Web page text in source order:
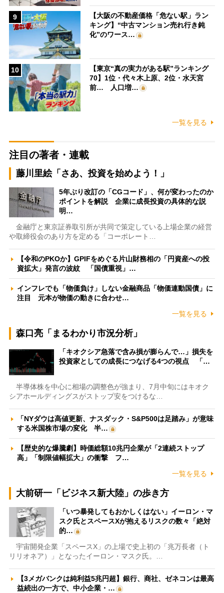
9
【大阪の不動産価格「危ない駅」ラン
キング】“中古マンション売れ行き鈍
化”のワース…
10
【東京“真の実力がある駅”ランキング
70】1位・代々木上原、2位・水天宮
前… 人口増…
一覧を見る
注目の著者・連載
藤川里絵「さあ、投資を始めよう！」
5年ぶり改訂の「CGコード」、何が変わったのか
ポイントを解説 企業に成長投資の具体的な説
明…
金融庁と東京証券取引所が共同で策定している上場企業の経営
や取締役会のあり方を定める「コーポレート…
【令和のPKOか】GPIFをめぐる片山財務相の「円資産への投
資拡大」発言の波紋 「国債重視」…
インフレでも「物価負け」しない金融商品「物価連動国債」に
注目 元本が物価の動きに合わせ…
一覧を見る
森口亮「まるわかり市況分析」
「キオクシア急落で含み損が膨らんで…」損失を
投資家としての成長につなげる4つの視点 「…
半導体株を中心に相場の調整色が強まり、7月中旬にはキオク
シアホールディングスがストップ安をつけるな…
「NYダウは高値更新、ナスダック・S&P500は足踏み」が意味
する米国株市場の変化 半…
【歴史的な爆騰劇】時価総額10兆円企業が「2連続ストップ
高」「制限値幅拡大」の衝撃 フ…
一覧を見る
大前研一「ビジネス新大陸」の歩き方
「いつ暴発してもおかしくはない」イーロン・マ
スク氏とスペースXが抱えるリスクの数々「絶対
的…
宇宙開発企業「スペースX」の上場で史上初の「兆万長者（ト
リリオネア）」となったイーロン・マスク氏。…
【3メガバンクは純利益5兆円超】銀行、商社、ゼネコンは最高
益続出の一方で、中小企業・…